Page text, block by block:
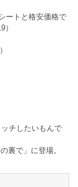
ートと格安価格で
）
チしたいもんで
裏で」に登場。